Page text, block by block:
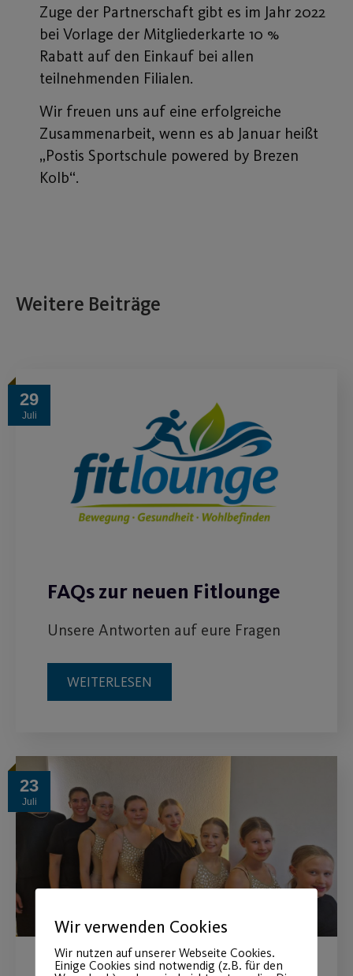
Zuge der Partnerschaft gibt es im Jahr 2022
bei Vorlage der Mitgliederkarte 10 %
Rabatt auf den Einkauf bei allen
teilnehmenden Filialen.
Wir freuen uns auf eine erfolgreiche
Zusammenarbeit, wenn es ab Januar heißt
„Postis Sportschule powered by Brezen
Kolb“.
Weitere Beiträge
29
Juli
FAQs zur neuen Fitlounge
Unsere Antworten auf eure Fragen
WEITERLESEN
23
Juli
Wir verwenden Cookies
Wir nutzen auf unserer Webseite Cookies.
Einige Cookies sind notwendig (z.B. für den